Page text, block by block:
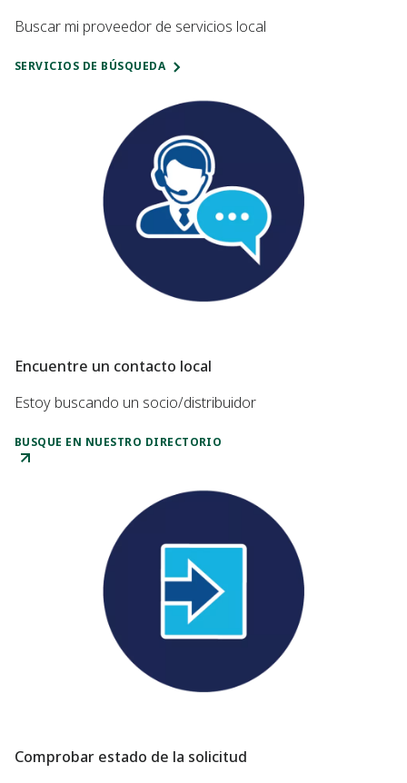
Buscar mi proveedor de servicios local
SERVICIOS DE BÚSQUEDA
Encuentre un contacto local
Estoy buscando un socio/distribuidor
BUSQUE EN NUESTRO DIRECTORIO
Comprobar estado de la solicitud